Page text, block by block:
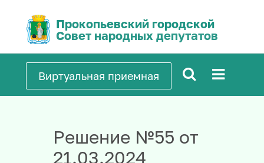
Прокопьевский городской
Совет народных депутатов
Виртуальная приемная
Решение №55 от
21.03.2024